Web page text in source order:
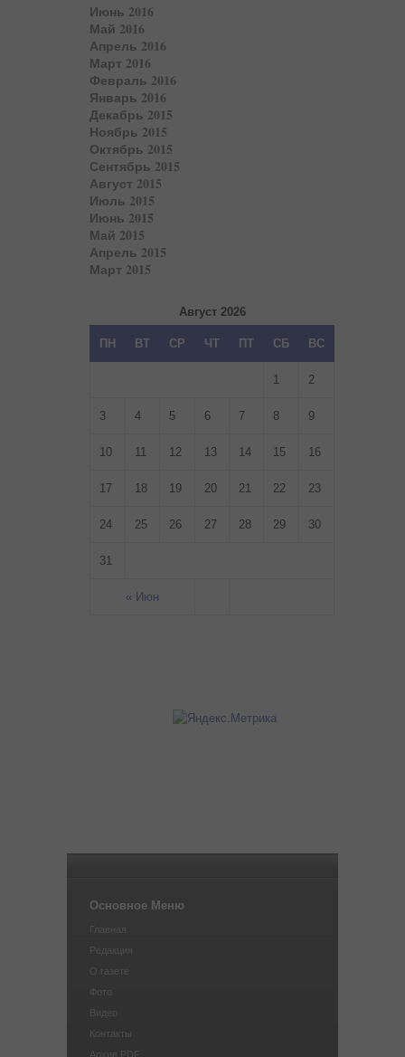
Июнь 2016
Май 2016
Апрель 2016
Март 2016
Февраль 2016
Январь 2016
Декабрь 2015
Ноябрь 2015
Октябрь 2015
Сентябрь 2015
Август 2015
Июль 2015
Июнь 2015
Май 2015
Апрель 2015
Март 2015
Август 2026
ПН ВТ СР ЧТ ПТ СБ ВС
« Июн
1 2
3 4 5 6 7 8 9
10 11 12 13 14 15 16
17 18 19 20 21 22 23
24 25 26 27 28 29 30
31
Основное Меню
Главная
Редакция
О газете
Фото
Видео
Контакты
Архив PDF